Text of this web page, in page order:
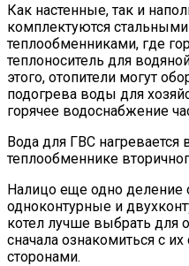
Как настенные, так и
комплектуются
теплообменниками, где
теплоноситель для
этого, отопители могут
подогрева воды для
горячее водоснабжение
Вода для ГВС нагревается
теплообменнике
Налицо еще одно деление
одноконтурные и
котел лучше выбрать для
сначала ознакомиться с
сторонами.